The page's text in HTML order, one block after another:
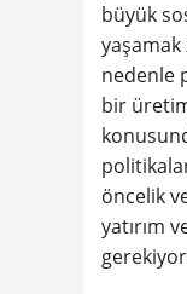
büyük
yaşamak
nedenle
bir
öncelik
yatırım